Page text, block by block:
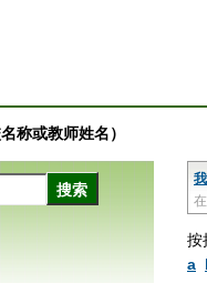
称或教师姓名）
按
a